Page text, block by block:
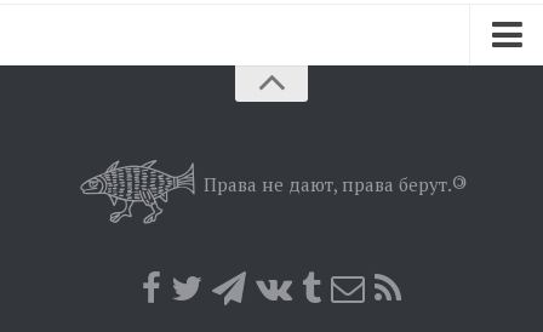
Позиція
Права не дают, права берут.©